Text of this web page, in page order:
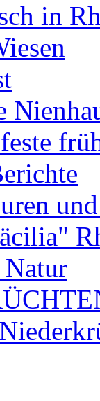
in
Natur